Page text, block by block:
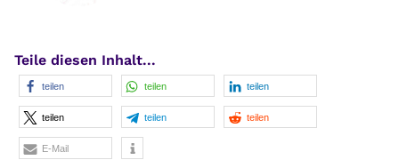
Teile diesen Inhalt...
teilen teilen teilen
teilen teilen teilen
E-Mail